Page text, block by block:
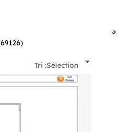
3
Tri :Sélection